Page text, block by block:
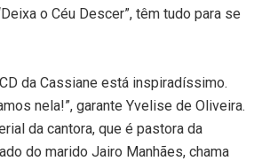
o Céu Descer”, têm tudo para se
da Cassiane está inspiradíssimo.
nela!”, garante Yvelise de Oliveira.
da cantora, que é pastora da
do marido Jairo Manhães, chama